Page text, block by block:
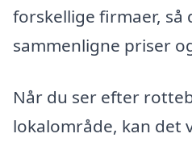
forskellige firmaer, så
sammenligne priser
Når du ser efter
lokalområde, kan